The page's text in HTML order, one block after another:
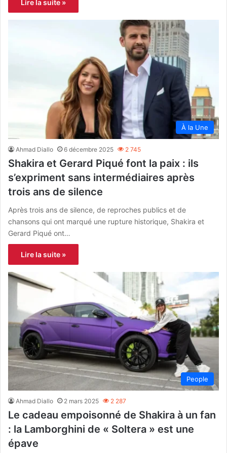
Lire la suite »
À la Une
Ahmad Diallo 6 décembre 2025 2 745
Shakira et Gerard Piqué font la paix : ils
s’expriment sans intermédiaires après
trois ans de silence
Après trois ans de silence, de reproches publics et de
chansons qui ont marqué une rupture historique, Shakira et
Gerard Piqué ont…
Lire la suite »
People
Ahmad Diallo 2 mars 2025 2 287
Le cadeau empoisonné de Shakira à un fan
: la Lamborghini de « Soltera » est une
épave